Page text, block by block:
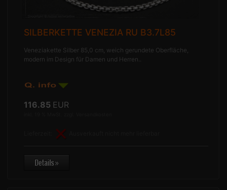
SILBERKETTE VENEZIA RU B3.7L85
Veneziakette Silber 85,0 cm, weich gerundete Oberfläche,
modern im Design für Damen und Herren..
116.85 EUR